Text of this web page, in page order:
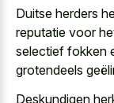
Duitse herders
reputatie voor
selectief fokken
grotendeels
Deskundigen